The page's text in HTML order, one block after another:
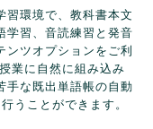
環境で、教科書本文
学習、音読練習と発音
ツオプションをご利
業に自然に組み込み
手な既出単語帳の自動
うことができます。